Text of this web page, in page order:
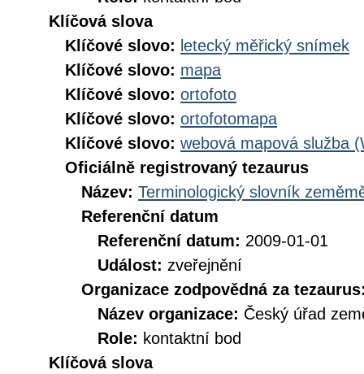
Klíčová slova
Klíčové slovo: letecký měřický snímek
Klíčové slovo: mapa
Klíčové slovo: ortofoto
Klíčové slovo: ortofotomapa
Klíčové slovo: webová mapová služba
Oficiálně registrovaný tezaurus
Název: Terminologický slovník
Referenční datum
Referenční datum: 2009-01-01
Událost: zveřejnění
Organizace zodpovědná za
Název organizace: Český úřad
Role: kontaktní bod
Klíčová slova